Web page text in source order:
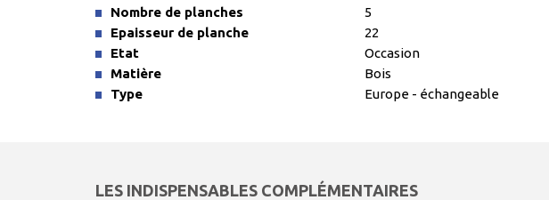
Nombre de planches
5
Epaisseur de planche
22
Etat
Occasion
Matière
Bois
Type
Europe - échangeable
LES INDISPENSABLES COMPLÉMENTAIRES